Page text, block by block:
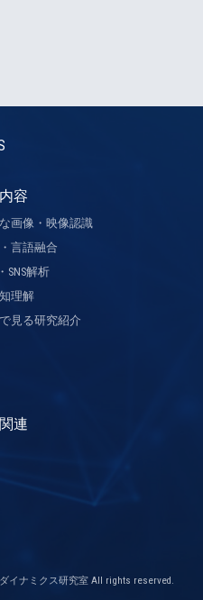
容
画像・映像認識
言語融合
SNS解析
理解
見る研究紹介
連
イナミクス研究室 All rights reserved.